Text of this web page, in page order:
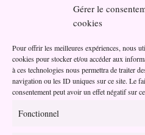
Gérer le
cookies
Pour offrir les meilleures expériences, nous
cookies pour stocker et/ou accéder aux
à ces technologies nous permettra de traiter
navigation ou les ID uniques sur ce site. Le
consentement peut avoir un effet négatif sur
Fonctionnel
Votre partenaire bien-être et
Adresse
03 Impasse Oseille